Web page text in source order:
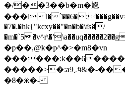
�/��3��b�m�尮
���l l�`��6�;���g��v>�
�7�.�hk{"kcxy��"�n�b�\fs�/
�p��,@k�p^�>�m8�vn
�����>�:a܇9ӵ&�-���t�c�4�!��2@��)#/
�8�ӝ�-